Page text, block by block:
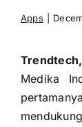
Apps
Medika